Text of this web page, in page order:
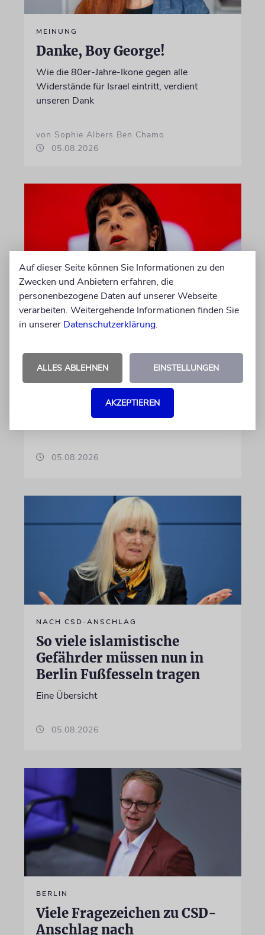
MEINUNG
Danke, Boy George!
Wie die 80er-Jahre-Ikone gegen alle
Widerstände für Israel eintritt, verdient
unseren Dank
von Sophie Albers Ben Chamo
05.08.2026
WAHL ZUM ABGEORDNETENHAUS
Umfrage: Linke in Berlin auf
Am 20. September findet die Wahl zum
Landesparlament statt. Würde schon am
Umfrage zufolge die größte Zustimmung.
05.08.2026
NACH CSD-ANSCHLAG
So viele islamistische
Gefährder müssen nun in
Berlin Fußfesseln tragen
Eine Übersicht
05.08.2026
BERLIN
Viele Fragezeichen zu CSD-
Anschlag nach
Auf dieser Seite können Sie Informationen zu den
Zwecken und Anbietern erfahren, die
personenbezogene Daten auf unserer Webseite
verarbeiten. Weitergehende Informationen finden Sie
in unserer Datenschutzerklärung.
ALLES ABLEHNEN EINSTELLUNGEN
AKZEPTIEREN